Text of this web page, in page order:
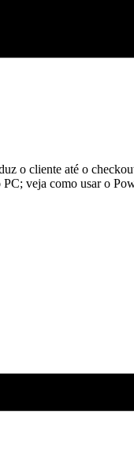
o cliente até o
PC; veja como usar o